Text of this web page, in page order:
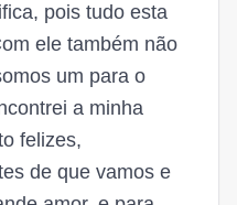
pois tudo esta
ele também não
um para o
a minha
felizes,
de que vamos e